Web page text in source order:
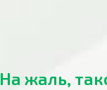
На жаль,